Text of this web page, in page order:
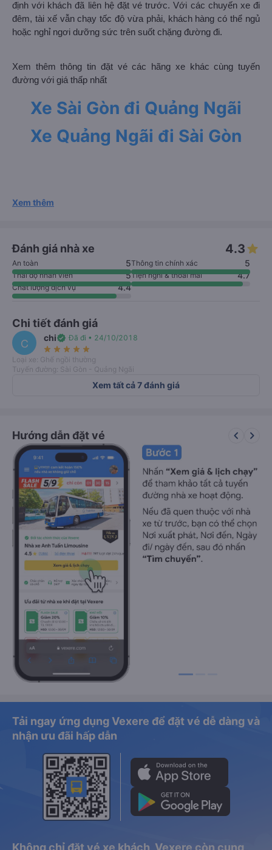
định với khách đã liên hệ đặt vé trước. Với các chuyến xe đi
đêm, tài xế vẫn chạy tốc độ vừa phải, khách hàng có thể ngủ
hoặc nghỉ ngơi dưỡng sức trên suốt chặng đường đi.
Xem thêm thông tin đặt vé các hãng xe khác cùng tuyến
đường với giá thấp nhất
Xe Sài Gòn đi Quảng Ngãi
Xe Quảng Ngãi đi Sài Gòn
Xem thêm
Đánh giá nhà xe 4.3
An toàn 5Thông tin chính xác 5
Thái độ nhân viên 5Tiện nghi & thoải mái 4.7
Chất lượng dịch vụ 4.4
Chi tiết đánh giá
C chiverified Đã đi • 24/10/2018
star_rate star_rate star_rate star_rate star_rate
Loại xe: Ghế ngồi thường
Tuyến đường: Sài Gòn - Quảng Ngãi
Xem tất cả 7 đánh giá
Hướng dẫn đặt vé keyboard_arrow_left keyboard_arrow_right
Tải ngay ứng dụng Vexere để đặt vé dễ dàng và
nhận ưu đãi hấp dẫn
Không chỉ đặt vé xe khách, Vexere còn cung